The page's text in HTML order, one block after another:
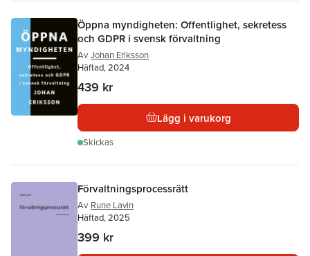
Öppna myndigheten: Offentlighet, sekretess
och GDPR i svensk förvaltning
Av Johan Eriksson
Häftad, 2024
439 kr
Lägg i varukorg
Skickas
Förvaltningsprocessrätt
Av Rune Lavin
Häftad, 2025
399 kr